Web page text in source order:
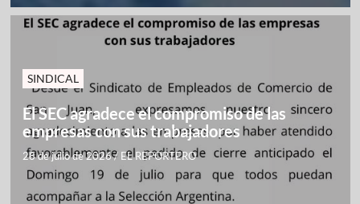
SINDICAL
El SEC agradece el compromiso de las
empresas con sus trabajadores
28 de julio de 2026/ EL REPORTERO